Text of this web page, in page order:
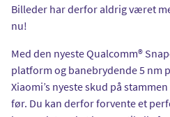
Billeder har derfor aldrig været
nu!
Med den nyeste Qualcomm®
platform og banebrydende 5 nm
Xiaomi’s nyeste skud på
før. Du kan derfor forvente et